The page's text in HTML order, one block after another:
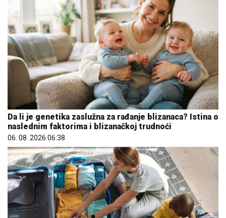
Da li je genetika zaslužna za rađanje blizanaca? Istina o
naslednim faktorima i blizanačkoj trudnoći
06. 08. 2026 06:38